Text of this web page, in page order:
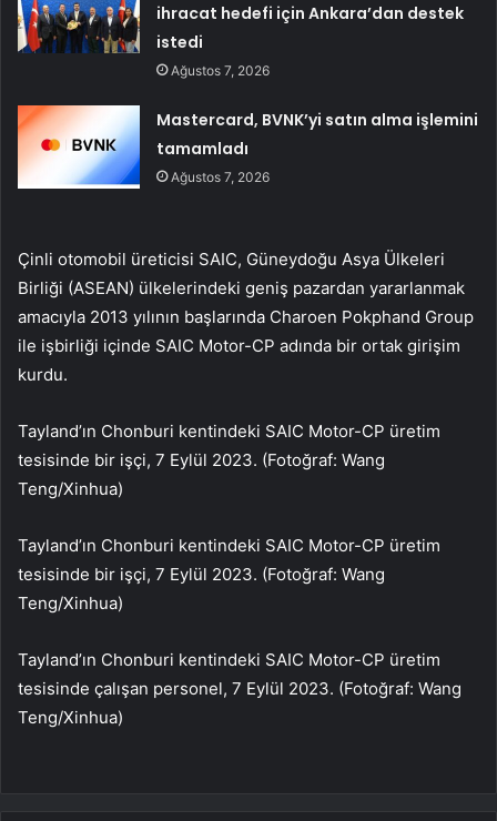
ihracat hedefi için Ankara’dan destek
istedi
Ağustos 7, 2026
Mastercard, BVNK’yi satın alma işlemini
tamamladı
Ağustos 7, 2026
Çinli otomobil üreticisi SAIC, Güneydoğu Asya Ülkeleri
Birliği (ASEAN) ülkelerindeki geniş pazardan yararlanmak
amacıyla 2013 yılının başlarında Charoen Pokphand Group
ile işbirliği içinde SAIC Motor-CP adında bir ortak girişim
kurdu.
Tayland’ın Chonburi kentindeki SAIC Motor-CP üretim
tesisinde bir işçi, 7 Eylül 2023. (Fotoğraf: Wang
Teng/Xinhua)
Tayland’ın Chonburi kentindeki SAIC Motor-CP üretim
tesisinde bir işçi, 7 Eylül 2023. (Fotoğraf: Wang
Teng/Xinhua)
Tayland’ın Chonburi kentindeki SAIC Motor-CP üretim
tesisinde çalışan personel, 7 Eylül 2023. (Fotoğraf: Wang
Teng/Xinhua)